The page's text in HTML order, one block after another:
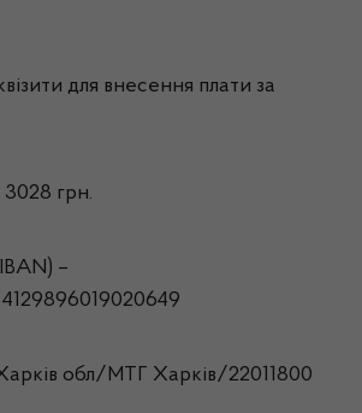
для внесення плати за
грн.
–
обл/МТГ Харкiв/22011800